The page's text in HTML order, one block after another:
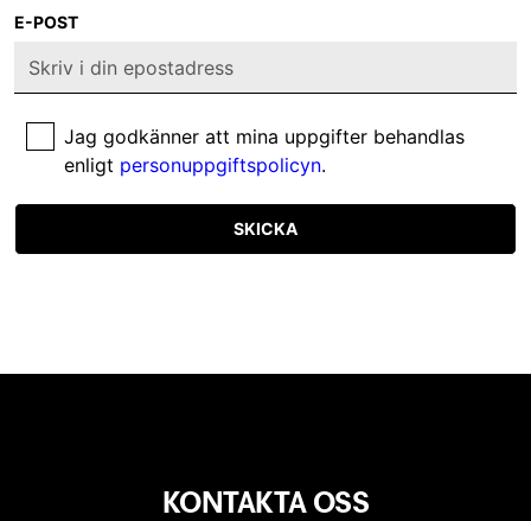
E-POST
Jag godkänner att mina uppgifter behandlas
enligt personuppgiftspolicyn.
SKICKA
KONTAKTA OSS